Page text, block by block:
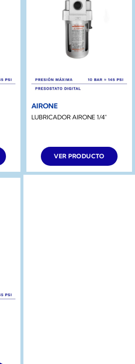
AIRONE
LUBRICADOR AIRONE 1/4″
VER PRODUCTO